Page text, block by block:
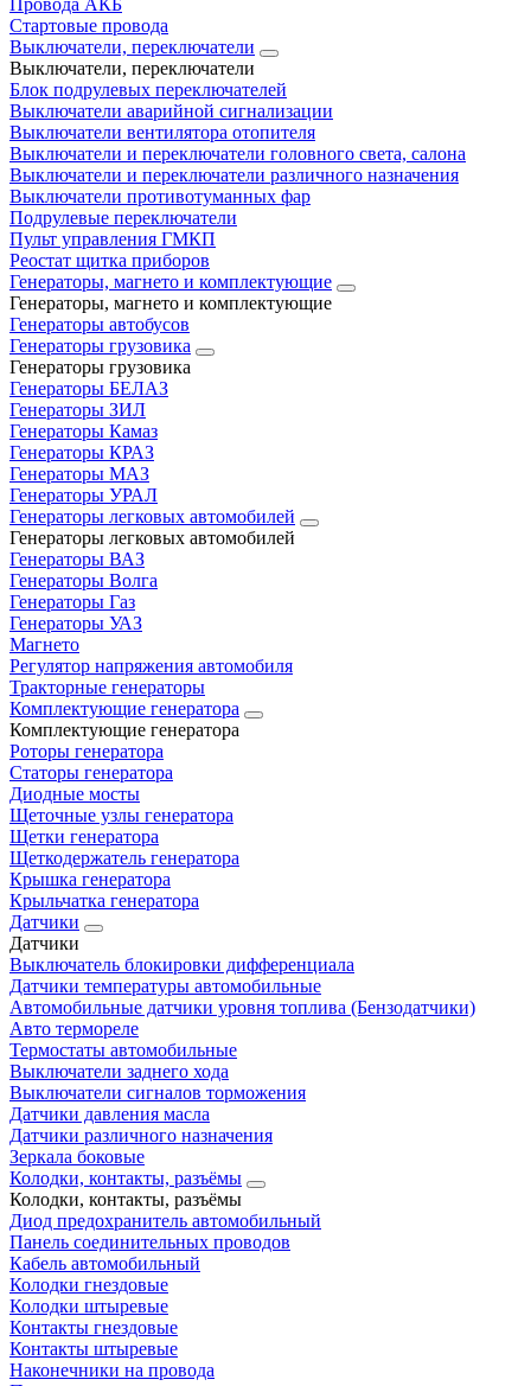
Провода АКБ
Стартовые провода
Выключатели, переключатели
Выключатели, переключатели
Блок подрулевых переключателей
Выключатели аварийной сигнализации
Выключатели вентилятора отопителя
Выключатели и переключатели головного света, салона
Выключатели и переключатели различного назначения
Выключатели противотуманных фар
Подрулевые переключатели
Пульт управления ГМКП
Реостат щитка приборов
Генераторы, магнето и комплектующие
Генераторы, магнето и комплектующие
Генераторы автобусов
Генераторы грузовика
Генераторы грузовика
Генераторы БЕЛАЗ
Генераторы ЗИЛ
Генераторы Камаз
Генераторы КРАЗ
Генераторы МАЗ
Генераторы УРАЛ
Генераторы легковых автомобилей
Генераторы легковых автомобилей
Генераторы ВАЗ
Генераторы Волга
Генераторы Газ
Генераторы УАЗ
Магнето
Регулятор напряжения автомобиля
Тракторные генераторы
Комплектующие генератора
Комплектующие генератора
Роторы генератора
Статоры генератора
Диодные мосты
Щеточные узлы генератора
Щетки генератора
Щеткодержатель генератора
Крышка генератора
Крыльчатка генератора
Датчики
Датчики
Выключатель блокировки дифференциала
Датчики температуры автомобильные
Автомобильные датчики уровня топлива (Бензодатчики)
Авто термореле
Термостаты автомобильные
Выключатели заднего хода
Выключатели сигналов торможения
Датчики давления масла
Датчики различного назначения
Зеркала боковые
Колодки, контакты, разъёмы
Колодки, контакты, разъёмы
Диод предохранитель автомобильный
Панель соединительных проводов
Кабель автомобильный
Колодки гнездовые
Колодки штыревые
Контакты гнездовые
Контакты штыревые
Наконечники на провода